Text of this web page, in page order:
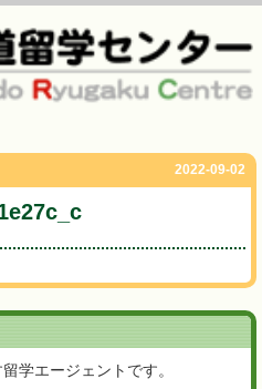
2022-09-02
学エージェントです。